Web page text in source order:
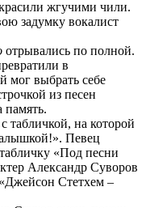
жгучими чили.
задумку вокалист
отрывались по полной.
в
мог выбрать себе
из песен
память.
табличкой, на которой
Певец
«Под песни
Александр Суворов
Стетхем –